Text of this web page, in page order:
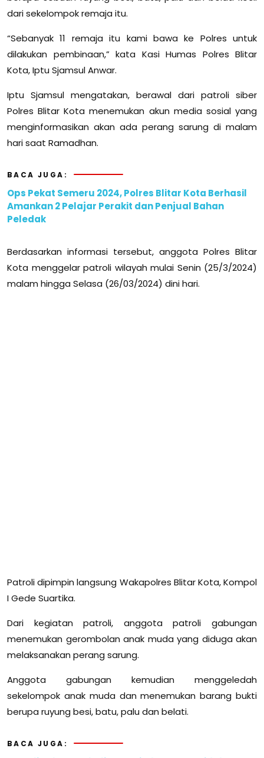
dari sekelompok remaja itu.
“Sebanyak 11 remaja itu kami bawa ke Polres untuk
dilakukan pembinaan,” kata Kasi Humas Polres Blitar
Kota, Iptu Sjamsul Anwar.
Iptu Sjamsul mengatakan, berawal dari patroli siber
Polres Blitar Kota menemukan akun media sosial yang
menginformasikan akan ada perang sarung di malam
hari saat Ramadhan.
BACA JUGA:
Ops Pekat Semeru 2024, Polres Blitar Kota Berhasil
Amankan 2 Pelajar Perakit dan Penjual Bahan
Peledak
Berdasarkan informasi tersebut, anggota Polres Blitar
Kota menggelar patroli wilayah mulai Senin (25/3/2024)
malam hingga Selasa (26/03/2024) dini hari.
Patroli dipimpin langsung Wakapolres Blitar Kota, Kompol
I Gede Suartika.
Dari kegiatan patroli, anggota patroli gabungan
menemukan gerombolan anak muda yang diduga akan
melaksanakan perang sarung.
Anggota gabungan kemudian menggeledah
sekelompok anak muda dan menemukan barang bukti
berupa ruyung besi, batu, palu dan belati.
BACA JUGA: